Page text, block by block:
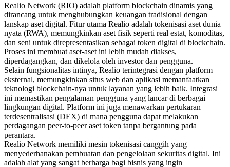
Realio Network (RIO) adalah platform blockchain dinamis yang
dirancang untuk menghubungkan keuangan tradisional dengan
lanskap aset digital. Fitur utama Realio adalah tokenisasi aset dunia
nyata (RWA), memungkinkan aset fisik seperti real estat, komoditas,
dan seni untuk direpresentasikan sebagai token digital di blockchain.
Proses ini membuat aset-aset ini lebih mudah diakses,
diperdagangkan, dan dikelola oleh investor dan pengguna.
Selain fungsionalitas intinya, Realio terintegrasi dengan platform
eksternal, memungkinkan situs web dan aplikasi memanfaatkan
teknologi blockchain-nya untuk layanan yang lebih baik. Integrasi
ini memastikan pengalaman pengguna yang lancar di berbagai
lingkungan digital. Platform ini juga menawarkan pertukaran
terdesentralisasi (DEX) di mana pengguna dapat melakukan
perdagangan peer-to-peer aset token tanpa bergantung pada
perantara.
Realio Network memiliki mesin tokenisasi canggih yang
menyederhanakan pembuatan dan pengelolaan sekuritas digital. Ini
adalah alat yang sangat berharga bagi bisnis yang ingin